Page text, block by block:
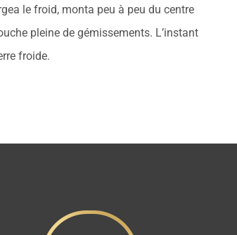
le froid, monta peu à peu du centre
pleine de gémissements. L’instant
froide.